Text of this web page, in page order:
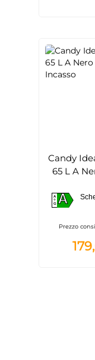
Candy
65 L A
A
G A
Prezzo